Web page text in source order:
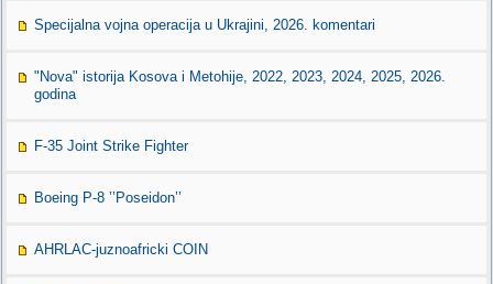
Specijalna vojna operacija u Ukrajini, 2026. komentari
"Nova" istorija Kosova i Metohije, 2022, 2023, 2024, 2025, 2026.
godina
F-35 Joint Strike Fighter
Boeing P-8 ’’Poseidon’’
AHRLAC-juznoafricki COIN